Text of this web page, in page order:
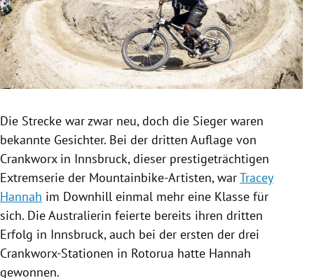
Untermenü
Untermenü
Untermenü
Untermenü
Die Strecke war zwar neu, doch die Sieger waren
bekannte Gesichter. Bei der dritten Auflage von
Crankworx in Innsbruck, dieser prestigeträchtigen
Extremserie der Mountainbike-Artisten, warTracey
Hannah im Downhill einmal mehr eine Klasse für
sich. Die Australierin feierte bereits ihren dritten
Erfolg in Innsbruck, auch bei der ersten der drei
Crankworx-Stationen in Rotorua hatte Hannah
gewonnen.